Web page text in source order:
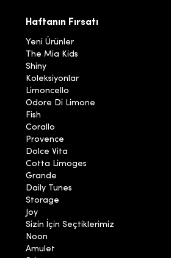
Haftanın Fırsatı
Yeni Ürünler
The Mia Kids
Shiny
Koleksiyonlar
Limoncello
Odore Di Limone
Fish
Corallo
Provence
Dolce Vita
Cotta Limoges
Grande
Daily Tunes
Storage
Joy
Sizin İçin Seçtiklerimiz
Noon
Amulet